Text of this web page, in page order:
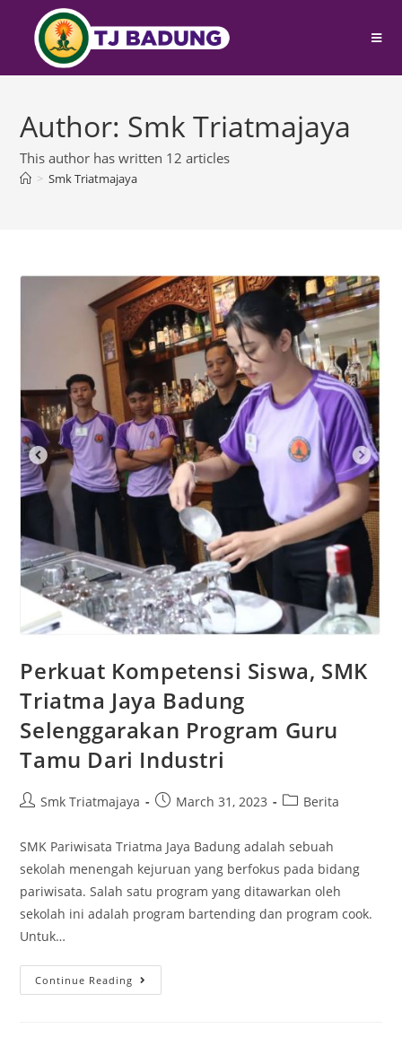
Author: Smk Triatmajaya
This author has written 12 articles
> Smk Triatmajaya
Perkuat Kompetensi Siswa, SMK
Triatma Jaya Badung
Selenggarakan Program Guru
Tamu Dari Industri
Smk Triatmajaya March 31, 2023 Berita
SMK Pariwisata Triatma Jaya Badung adalah sebuah
sekolah menengah kejuruan yang berfokus pada bidang
pariwisata. Salah satu program yang ditawarkan oleh
sekolah ini adalah program bartending dan program cook.
Untuk…
Continue Reading